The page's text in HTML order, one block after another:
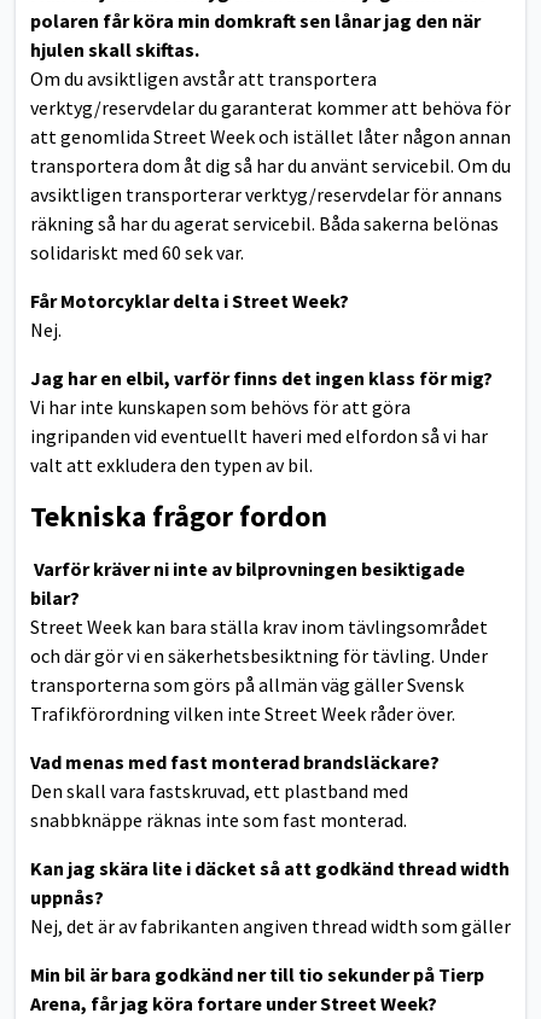
polaren får köra min domkraft sen lånar jag den när
hjulen skall skiftas.
Om du avsiktligen avstår att transportera
verktyg/reservdelar du garanterat kommer att behöva för
att genomlida Street Week och istället låter någon annan
transportera dom åt dig så har du använt servicebil. Om du
avsiktligen transporterar verktyg/reservdelar för annans
räkning så har du agerat servicebil. Båda sakerna belönas
solidariskt med 60 sek var.
Får Motorcyklar delta i Street Week?
Nej.
Jag har en elbil, varför finns det ingen klass för mig?
Vi har inte kunskapen som behövs för att göra
ingripanden vid eventuellt haveri med elfordon så vi har
valt att exkludera den typen av bil.
Tekniska frågor fordon
Varför kräver ni inte av bilprovningen besiktigade
bilar?
Street Week kan bara ställa krav inom tävlingsområdet
och där gör vi en säkerhetsbesiktning för tävling. Under
transporterna som görs på allmän väg gäller Svensk
Trafikförordning vilken inte Street Week råder över.
Vad menas med fast monterad brandsläckare?
Den skall vara fastskruvad, ett plastband med
snabbknäppe räknas inte som fast monterad.
Kan jag skära lite i däcket så att godkänd thread width
uppnås?
Nej, det är av fabrikanten angiven thread width som gäller
Min bil är bara godkänd ner till tio sekunder på Tierp
Arena, får jag köra fortare under Street Week?